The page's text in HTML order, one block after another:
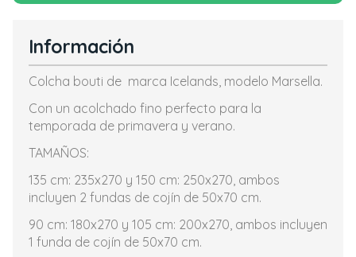
Información
Colcha bouti de marca Icelands, modelo Marsella.
Con un acolchado fino perfecto para la
temporada de primavera y verano.
TAMAÑOS:
135 cm: 235x270 y 150 cm: 250x270, ambos
incluyen 2 fundas de cojín de 50x70 cm.
90 cm: 180x270 y 105 cm: 200x270, ambos incluyen
1 funda de cojín de 50x70 cm.